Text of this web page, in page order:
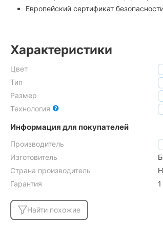
Европейский сертификат
Характеристики
Цвет
Тип
Размер
Технология
Информация для покупателей
Производитель
Изготовитель
Страна производитель
Гарантия
Найти похожие